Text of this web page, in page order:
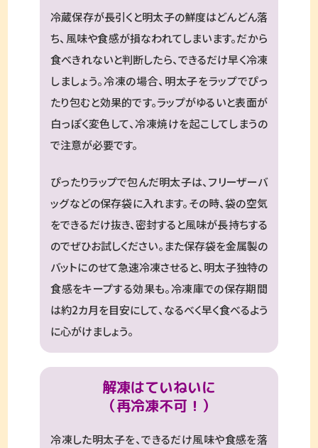
冷蔵保存が長引くと明太子の鮮度はどんどん落
ち、風味や食感が損なわれてしまいます。だから
食べきれないと判断したら、できるだけ早く冷凍
しましょう。冷凍の場合、明太子をラップでぴっ
たり包むと効果的です。ラップがゆるいと表面が
白っぽく変色して、冷凍焼けを起こしてしまうの
で注意が必要です。
ぴったりラップで包んだ明太子は、フリーザーバ
ッグなどの保存袋に入れます。その時、袋の空気
をできるだけ抜き、密封すると風味が長持ちする
のでぜひお試しください。また保存袋を金属製の
バットにのせて急速冷凍させると、明太子独特の
食感をキープする効果も。冷凍庫での保存期間
は約2カ月を目安にして、なるべく早く食べるよう
に心がけましょう。
解凍はていねいに
（再冷凍不可！）
冷凍した明太子を、できるだけ風味や食感を落